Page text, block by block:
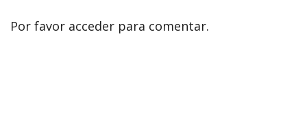
Por favor acceder para comentar.